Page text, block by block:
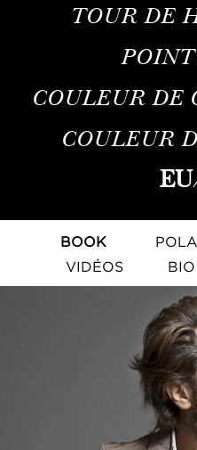
TOUR DE
COULEUR DE
COULEUR
EU
BOOK
VIDÉOS
BIO